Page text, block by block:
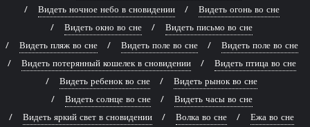
Видеть ночное небо в сновидении
Видеть огонь во сне
Видеть окно во сне
Видеть письмо во сне
Видеть пляж во сне
Видеть поле во сне
Видеть поле во сне
Видеть потерянный кошелек в сновидении
Видеть птица во сне
Видеть ребенок во сне
Видеть рынок во сне
Видеть солнце во сне
Видеть часы во сне
Видеть яркий свет в сновидении
Волка во сне
Ежа во сне